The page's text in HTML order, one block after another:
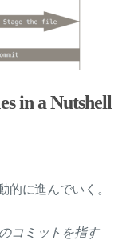
in a Nutshell
的に進んでいく。
コミットを指す